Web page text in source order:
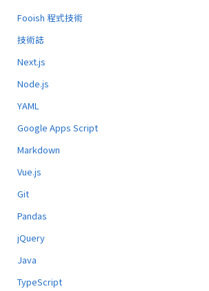
Fooish 程式技術
技術誌
Next.js
Node.js
YAML
Google Apps Script
Markdown
Vue.js
Git
Pandas
jQuery
Java
TypeScript